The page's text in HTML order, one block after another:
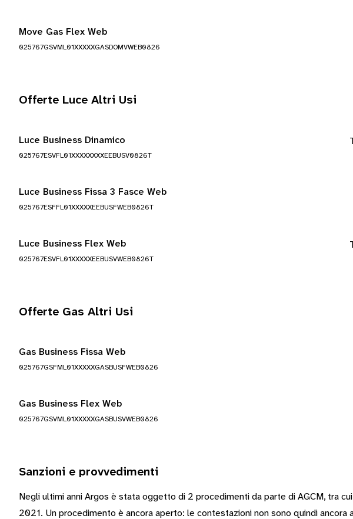
Move Gas Flex Web
025767GSVML01XXXXXGASDOMVWEB0826
Offerte Luce Altri Usi
Luce Business Dinamico
025767ESVFL01XXXXXXXXEEBUSV0826T
Luce Business Fissa 3 Fasce Web
025767ESFFL01XXXXXEEBUSFWEB0826T
Luce Business Flex Web
025767ESVFL01XXXXXEEBUSVWEB0826T
Offerte Gas Altri Usi
Gas Business Fissa Web
025767GSFML01XXXXXGASBUSFWEB0826
Gas Business Flex Web
025767GSVML01XXXXXGASBUSVWEB0826
Sanzioni e provvedimenti
Negli ultimi anni Argos è stata oggetto di 2 procedimenti da parte di AGCM, tra
2021. Un procedimento è ancora aperto: le contestazioni non sono quindi ancora